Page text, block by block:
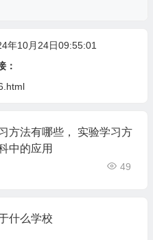
年10月24日09:55:01
：
哪些， 实验学习方
中的应用
49
什么学校